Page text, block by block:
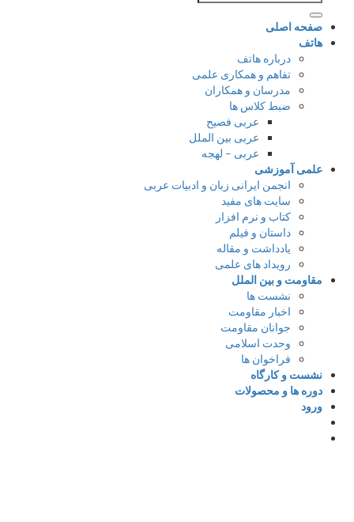
اصلی
درباره هاتف
تفاهم و همکاری علمی
مدرسان و همکاران
ضبط کلاس ها
عربی فصیح
عربی بین الملل
عربی – لهجه
آموزشی
انجمن ایرانی زبان و ادبیات عربی
سایت های مفید
کتاب و نرم افزار
داستان و فیلم
یادداشت و مقاله
رویداد های علمی
و بین الملل
نشست ها
اخبار مقاومت
جوانان مقاومت
وحدت اسلامی
فراخوان ها
و کارگاه
ها و محصولات